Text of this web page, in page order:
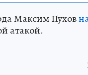
Максим Пухов
атакой.